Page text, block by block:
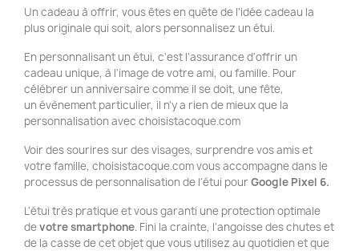
Un cadeau à offrir, vous êtes en quête de l'idée cadeau la
plus originale qui soit, alors personnalisez un étui.
En personnalisant un étui, c'est l'assurance d'offrir un
cadeau unique, à l'image de votre ami, ou famille. Pour
célébrer un anniversaire comme il se doit, une fête,
un évènement particulier, il n'y a rien de mieux que la
personnalisation avec choisistacoque.com
Voir des sourires sur des visages, surprendre vos amis et
votre famille, choisistacoque.com vous accompagne dans le
processus de personnalisation de l'étui pour Google Pixel 6.
L'étui très pratique et vous garanti une protection optimale
devotre smartphone. Fini la crainte, l'angoisse des chutes et
de la casse de cet objet que vous utilisez au quotidien et que